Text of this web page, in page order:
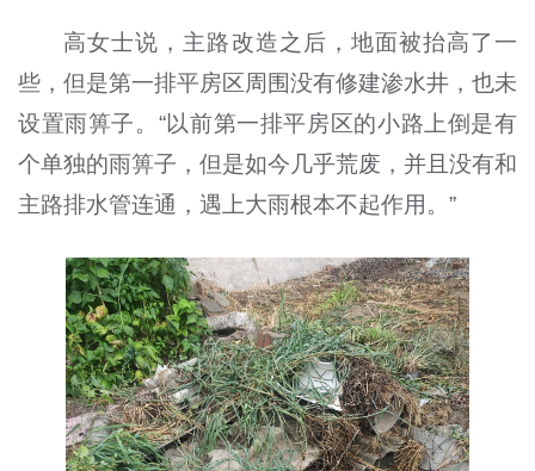
高女士说，主路改造之后，地面被抬高了一
些，但是第一排平房区周围没有修建渗水井，也未
设置雨箅子。“以前第一排平房区的小路上倒是有
个单独的雨箅子，但是如今几乎荒废，并且没有和
主路排水管连通，遇上大雨根本不起作用。”